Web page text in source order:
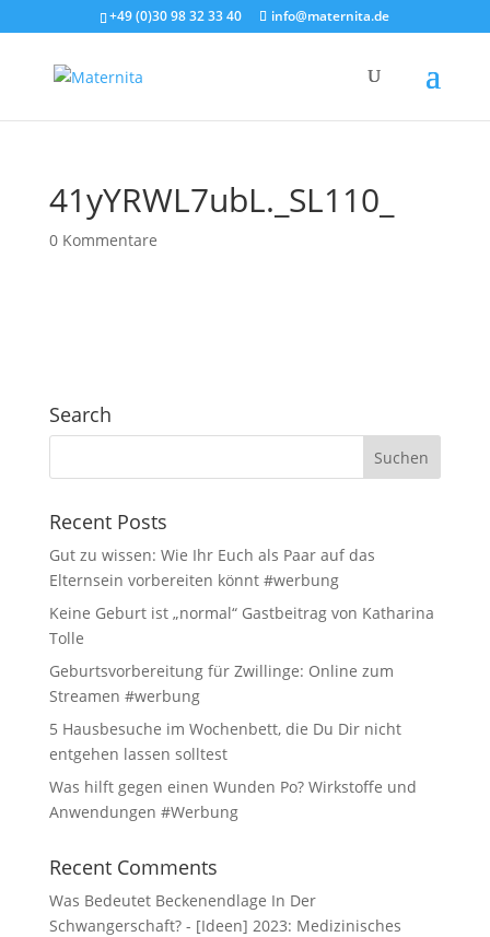
+49 (0)30 98 32 33 40 info@maternita.de
41yYRWL7ubL._SL110_
0 Kommentare
Search
Recent Posts
Gut zu wissen: Wie Ihr Euch als Paar auf das
Elternsein vorbereiten könnt #werbung
Keine Geburt ist „normal“ Gastbeitrag von Katharina
Tolle
Geburtsvorbereitung für Zwillinge: Online zum
Streamen #werbung
5 Hausbesuche im Wochenbett, die Du Dir nicht
entgehen lassen solltest
Was hilft gegen einen Wunden Po? Wirkstoffe und
Anwendungen #Werbung
Recent Comments
Was Bedeutet Beckenendlage In Der
Schwangerschaft? - [Ideen] 2023: Medizinisches